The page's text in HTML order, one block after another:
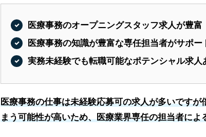
医療事務のオープニングスタッフ求人が豊富
医療事務の知識が豊富な専任担当者がサポー
実務未経験でも転職可能なポテンシャル求人
医療事務の仕事は未経験応募可の求人が多いです
まう可能性が高いため、医療業界専任の担当者に